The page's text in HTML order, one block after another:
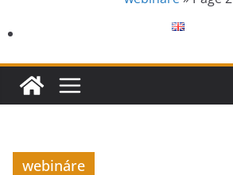
webináre